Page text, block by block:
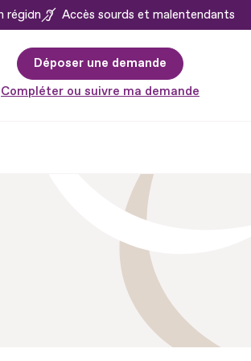
région Accès sourds et malentendants
Déposer une demande
Compléter ou suivre ma demande